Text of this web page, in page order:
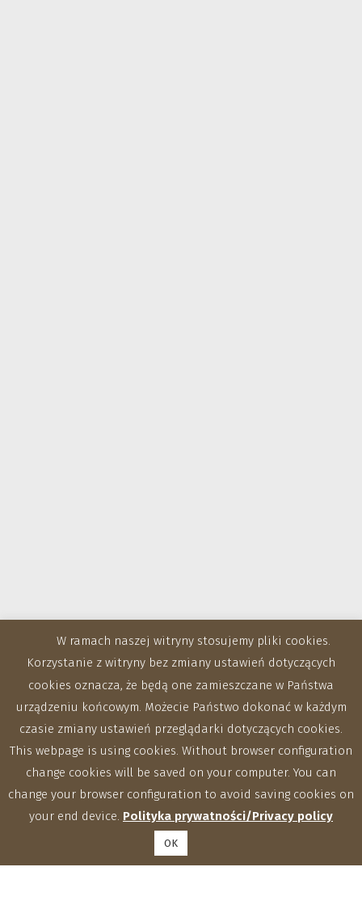
Zakłady
W ramach naszej witryny stosujemy pliki cookies.
Korzystanie z witryny bez zmiany ustawień dotyczących
cookies oznacza, że będą one zamieszczane w Państwa
urządzeniu końcowym. Możecie Państwo dokonać w każdym
czasie zmiany ustawień przeglądarki dotyczących cookies.
This webpage is using cookies. Without browser configuration
change cookies will be saved on your computer. You can
change your browser configuration to avoid saving cookies on
your end device. Polityka prywatności/Privacy policy
OK